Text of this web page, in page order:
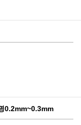
0.2mm~0.3mm